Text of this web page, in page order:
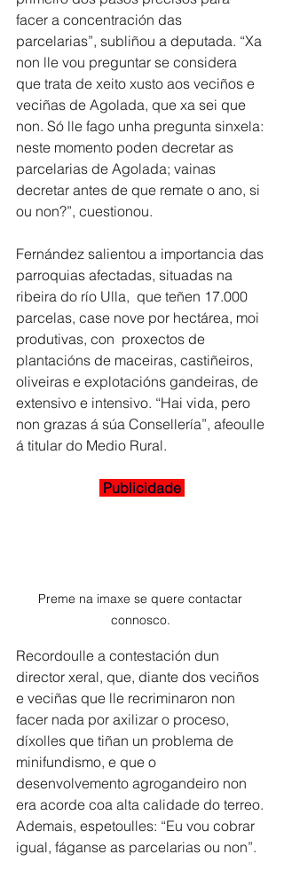
facer a concentración das
parcelarias”, subliñou a deputada. “Xa
non lle vou preguntar se considera
que trata de xeito xusto aos veciños e
veciñas de Agolada, que xa sei que
non. Só lle fago unha pregunta sinxela:
neste momento poden decretar as
parcelarias de Agolada; vainas
decretar antes de que remate o ano, si
ou non?”, cuestionou.
Fernández salientou a importancia das
parroquias afectadas, situadas na
ribeira do río Ulla,  que teñen 17.000
parcelas, case nove por hectárea, moi
produtivas, con  proxectos de
plantacións de maceiras, castiñeiros,
oliveiras e explotacións gandeiras, de
extensivo e intensivo. “Hai vida, pero
non grazas á súa Consellería”, afeoulle
á titular do Medio Rural.
Publicidade
Preme na imaxe se quere contactar
connosco.
Recordoulle a contestación dun
director xeral, que, diante dos veciños
e veciñas que lle recriminaron non
facer nada por axilizar o proceso,
díxolles que tiñan un problema de
minifundismo, e que o
desenvolvemento agrogandeiro non
era acorde coa alta calidade do terreo.
Ademais, espetoulles: “Eu vou cobrar
igual, fáganse as parcelarias ou non”.